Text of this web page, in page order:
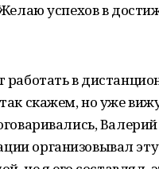
успехов в
работать в
скажем, но уже
организовывал